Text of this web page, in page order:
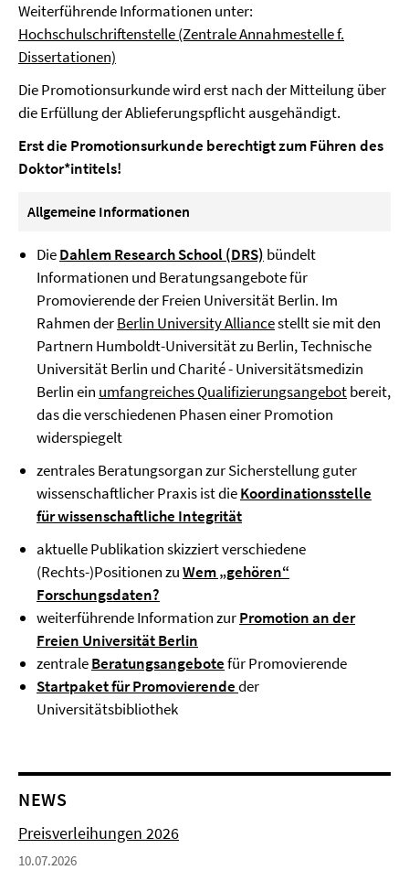
Weiterführende Informationen unter:
Hochschulschriftenstelle (Zentrale Annahmestelle f.
Dissertationen)
Die Promotionsurkunde wird erst nach der Mitteilung über
die Erfüllung der Ablieferungspflicht ausgehändigt.
Erst die Promotionsurkunde berechtigt zum Führen des
Doktor*intitels!
Allgemeine Informationen
DieDahlem Research School (DRS) bündelt
Informationen und Beratungsangebote für
Promovierende der Freien Universität Berlin. Im
Rahmen derBerlin University Alliancestellt sie mit den
Partnern Humboldt-Universität zu Berlin, Technische
Universität Berlin und Charité - Universitätsmedizin
Berlin ein umfangreiches Qualifizierungsangebotbereit,
das die verschiedenen Phasen einer Promotion
widerspiegelt
zentrales Beratungsorgan zur Sicherstellung guter
wissenschaftlicher Praxis ist dieKoordinationsstelle
für wissenschaftliche Integrität
aktuelle Publikation skizziert verschiedene
(Rechts-)Positionen zuWem „gehören“
Forschungsdaten?
weiterführende Information zurPromotion an der
Freien Universität Berlin
zentraleBeratungsangebotefür Promovierende
Startpaket für Promovierendeder
Universitätsbibliothek
NEWS
Preisverleihungen 2026
10.07.2026